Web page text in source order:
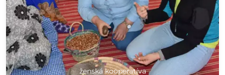
ženská kooperatíva